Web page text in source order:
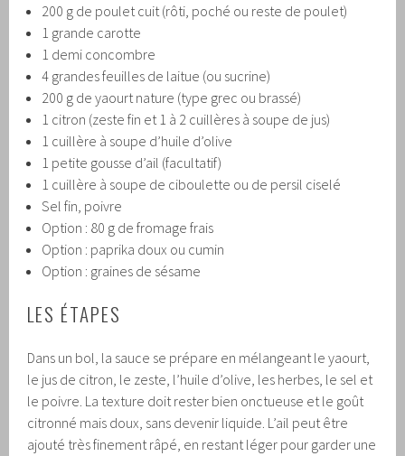
200 g de poulet cuit (rôti, poché ou reste de poulet)
1 grande carotte
1 demi concombre
4 grandes feuilles de laitue (ou sucrine)
200 g de yaourt nature (type grec ou brassé)
1 citron (zeste fin et 1 à 2 cuillères à soupe de jus)
1 cuillère à soupe d’huile d’olive
1 petite gousse d’ail (facultatif)
1 cuillère à soupe de ciboulette ou de persil ciselé
Sel fin, poivre
Option : 80 g de fromage frais
Option : paprika doux ou cumin
Option : graines de sésame
LES ÉTAPES
Dans un bol, la sauce se prépare en mélangeant le yaourt,
le jus de citron, le zeste, l’huile d’olive, les herbes, le sel et
le poivre. La texture doit rester bien onctueuse et le goût
citronné mais doux, sans devenir liquide. L’ail peut être
ajouté très finement râpé, en restant léger pour garder une